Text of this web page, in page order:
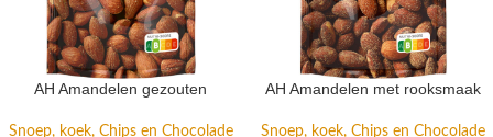
AH Amandelen gezouten
Snoep, koek, Chips en Chocolade
AH Amandelen met rooksmaak
Snoep, koek, Chips en Chocolade